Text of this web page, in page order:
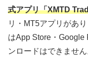
式アプリ「XMTD
リ・MT5アプリがあ
はApp Store・Google
ンロードはできません